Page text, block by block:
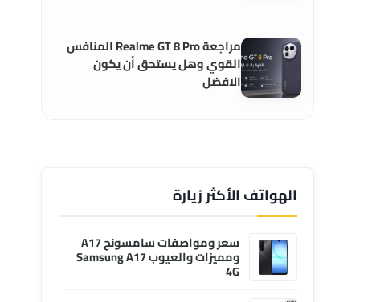
مراجعة Realme GT 8 Pro المنافس
القوي وهل يستحق أن يكون
الافضل
الهواتف الأكثر زيارة
سعر ومواصفات سامسونج A17
ومميزات والعيوب Samsung A17
4G